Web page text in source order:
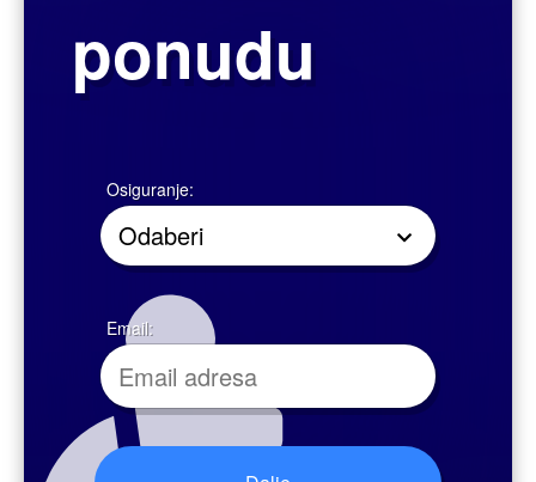
cijenite ono što imate i budite zahvalni zbog toga
usvojite pozitivan pogled na život
uspjeh se ne mjeri novcem i brojkama
kronična patnja je osobni izbor
činite dobro kad god možete i dobro će vam se dobrim vratiti
što god činili, nećete biti sretni ako niste iskreni
Jeste li spremni promijeniti životne navike zbog svoga zdravlja?​
Najvažnije je biti realan u vlastitim očekivanjima. U provođenju novih
prehrambenih navika i postavljenih ciljeva potrebno je vrijeme prilagodbe,
koje neće naglo poremetiti našu svakodnevicu.
svakodnevno jedite što raznovrsniju hranu. Umjesto jednog ili dva veća
obroka, hranu razdijelite na od tri do pet manjih obroka na dan.
omjer prisutnih ugljikohidrata, masti i proteina unutar pretpostavljenog
energetskog unosa trebao bi biti: 55 do 60% ugljikohidrata, do 30% masti i
10 do 15% proteina.
pijte dosta tekućine – najmanje 8 čaša od 2 dcl tijekom dana.
povećajte unos sezonskog voća i povrća.
izbjegavajte alkohol i zašećerene napitke.